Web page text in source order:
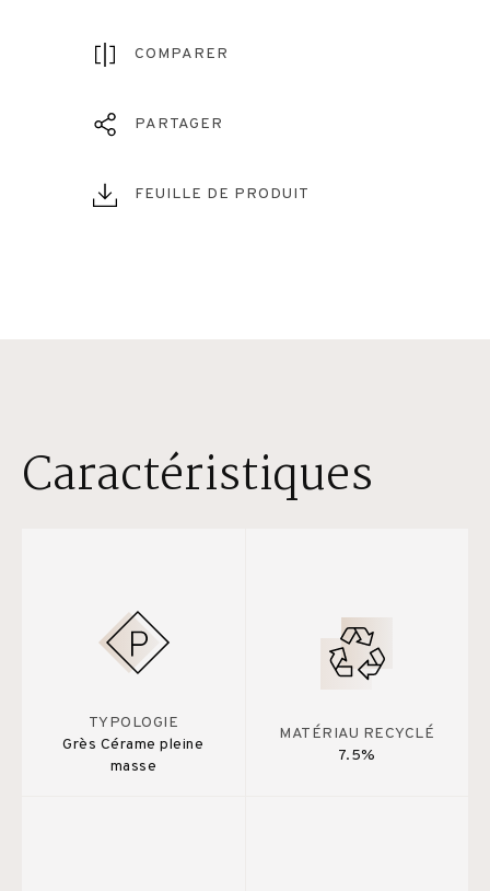
COMPARER
PARTAGER
FEUILLE DE PRODUIT
Caractéristiques
TYPOLOGIE
Grès Cérame pleine
masse
MATÉRIAU RECYCLÉ
7.5%